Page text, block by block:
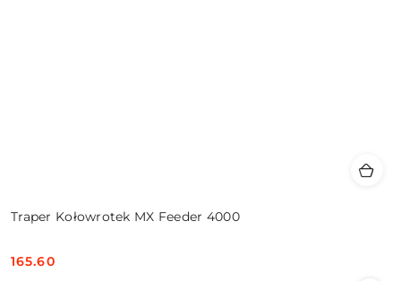
Traper Kołowrotek MX Feeder 4000
Cena:
165.60